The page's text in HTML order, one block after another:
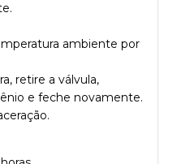
ambiente por
retire a válvula,
e feche novamente.